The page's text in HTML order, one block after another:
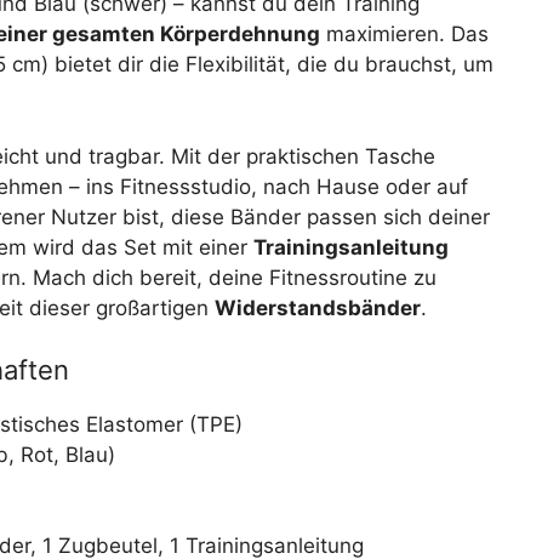
gesamten Körperdehnung maximieren. Das
cm) bietet dir die Flexibilität, die du brauchst, um
und tragbar. Mit der praktischen Tasche
– ins Fitnessstudio, nach Hause oder auf
Nutzer bist, diese Bänder passen sich deiner
wird das Set mit einer Trainingsanleitung
Mach dich bereit, deine Fitnessroutine zu
dieser großartigen Widerstandsbänder.
Elastomer (TPE)
Rot, Blau)
1 Zugbeutel, 1 Trainingsanleitung